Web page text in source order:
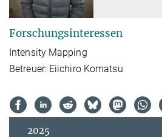
Forschungsinteressen
Intensity Mapping
Betreuer: Eiichiro Komatsu
2025